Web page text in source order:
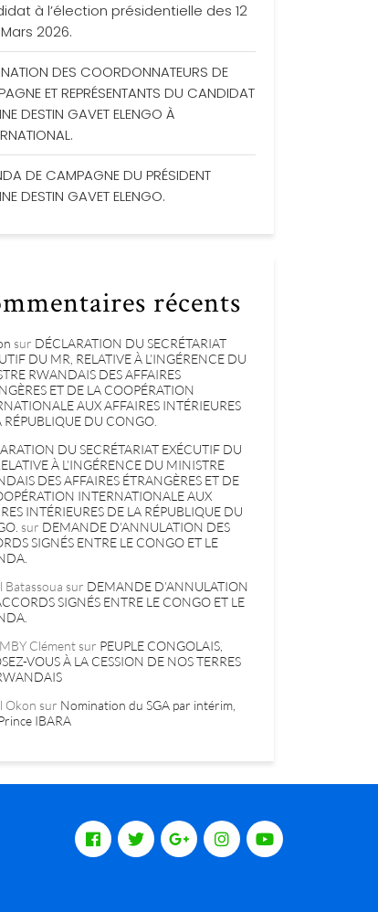
à l’élection présidentielle des 12
2026.
DES COORDONNATEURS DE
ET REPRÉSENTANTS DU CANDIDAT
DESTIN GAVET ELENGO À
DE CAMPAGNE DU PRÉSIDENT
DESTIN GAVET ELENGO.
récents
sur DÉCLARATION DU SECRÉTARIAT
DU MR, RELATIVE À L’INGÉRENCE DU
RWANDAIS DES AFFAIRES
ET DE LA COOPÉRATION
AUX AFFAIRES INTÉRIEURES
RÉPUBLIQUE DU CONGO.
DU SECRÉTARIAT EXÉCUTIF DU
À L’INGÉRENCE DU MINISTRE
DES AFFAIRES ÉTRANGÈRES ET DE
INTERNATIONALE AUX
INTÉRIEURES DE LA RÉPUBLIQUE DU
sur DEMANDE D’ANNULATION DES
SIGNÉS ENTRE LE CONGO ET LE
Batassoua sur DEMANDE D’ANNULATION
SIGNÉS ENTRE LE CONGO ET LE
Clément sur PEUPLE CONGOLAIS,
VOUS À LA CESSION DE NOS TERRES
Okon sur Nomination du SGA par intérim,
IBARA